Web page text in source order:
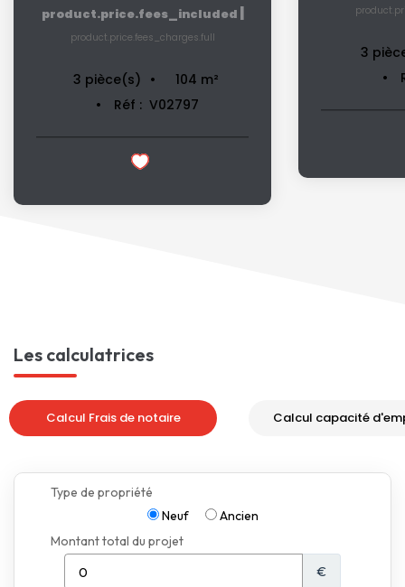
product.price.fees_included |
product.price.fees_charges.full
3 pièce(s) 104 m²
Réf : V02797
3
Les calculatrices
Calcul Frais de notaire Calcul capacité